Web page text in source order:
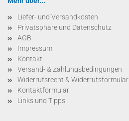
Liefer- und Versandkosten
Privatsphäre und Datenschutz
AGB
Impressum
Kontakt
Versand- & Zahlungsbedingungen
Widerrufsrecht & Widerrufsformular
Kontaktformular
Links und Tipps